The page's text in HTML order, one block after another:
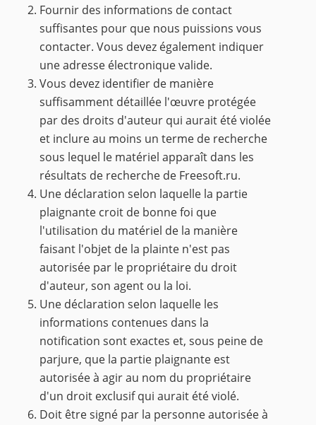
Fournir des informations de contact
suffisantes pour que nous puissions vous
contacter. Vous devez également indiquer
une adresse électronique valide.
Vous devez identifier de manière
suffisamment détaillée l'œuvre protégée
par des droits d'auteur qui aurait été violée
et inclure au moins un terme de recherche
sous lequel le matériel apparaît dans les
résultats de recherche de Freesoft.ru.
Une déclaration selon laquelle la partie
plaignante croit de bonne foi que
l'utilisation du matériel de la manière
faisant l'objet de la plainte n'est pas
autorisée par le propriétaire du droit
d'auteur, son agent ou la loi.
Une déclaration selon laquelle les
informations contenues dans la
notification sont exactes et, sous peine de
parjure, que la partie plaignante est
autorisée à agir au nom du propriétaire
d'un droit exclusif qui aurait été violé.
Doit être signé par la personne autorisée à